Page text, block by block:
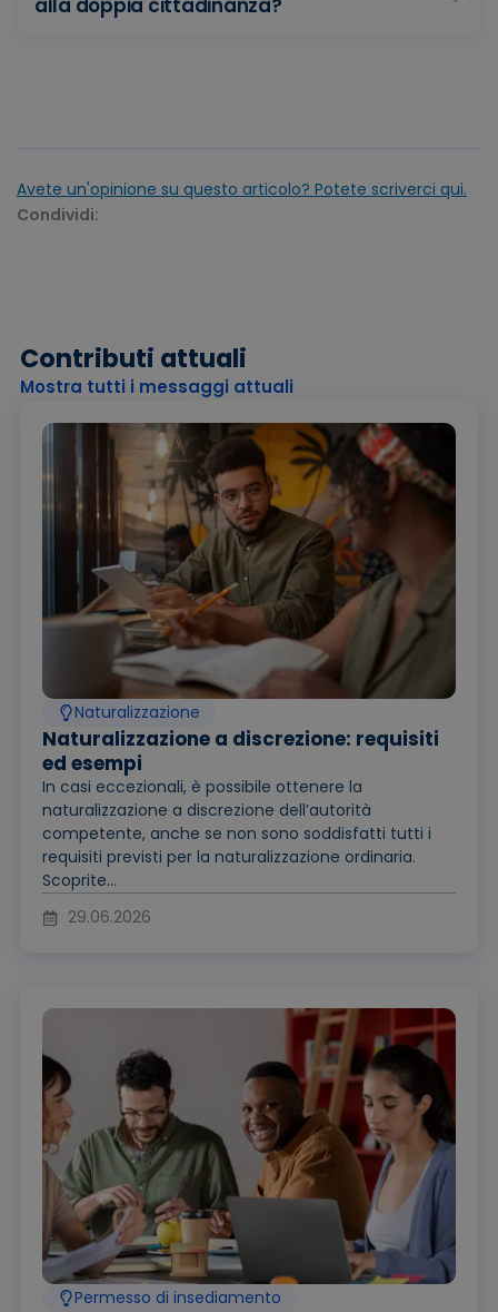
alla doppia cittadinanza?
Avete un'opinione su questo articolo? Potete scriverci qui.
Condividi:
Contributi attuali
Mostra tutti i messaggi attuali
Naturalizzazione
Naturalizzazione a discrezione: requisiti
ed esempi
In casi eccezionali, è possibile ottenere la
naturalizzazione a discrezione dell’autorità
competente, anche se non sono soddisfatti tutti i
requisiti previsti per la naturalizzazione ordinaria.
Scoprite...
29.06.2026
Permesso di insediamento